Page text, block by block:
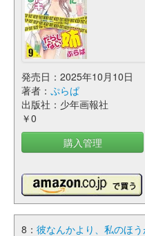
発売日：2025年10月10日
著者： ぷらぱ
出版社：少年画報社
￥0
購入管理
8： 彼なんかより、私のほ